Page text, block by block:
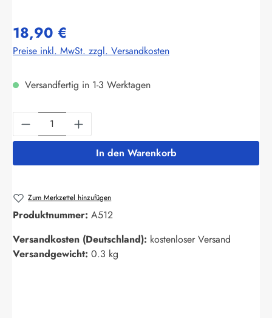
18,90 €
Preise inkl. MwSt. zzgl. Versandkosten
Versandfertig in 1-3 Werktagen
Produkt Anzahl: Gib den gewünschten
In den Warenkorb
Zum Merkzettel hinzufügen
Produktnummer: A512
Versandkosten (Deutschland): kostenloser Versand
Versandgewicht: 0.3 kg